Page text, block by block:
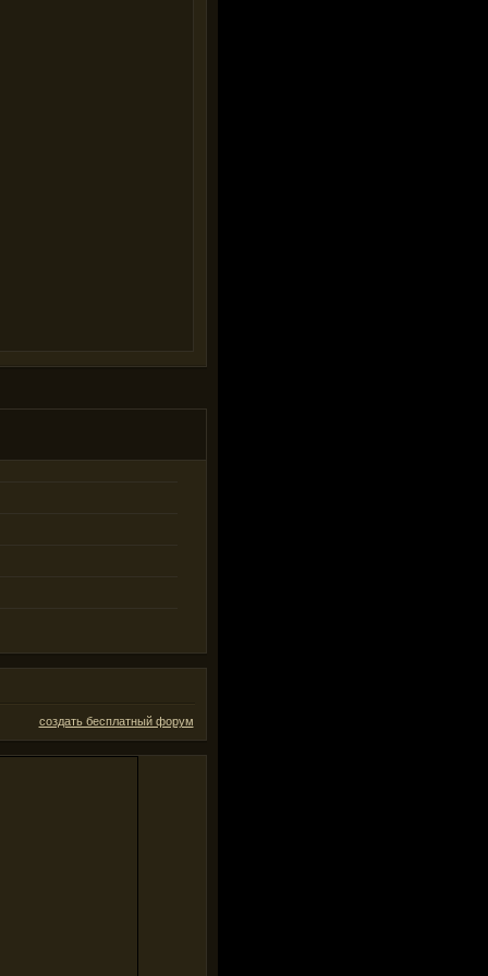
создать бесплатный форум